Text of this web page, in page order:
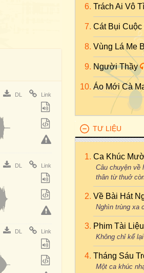
DL Link
DL Link
DL Link
Trách Ai Vô
Cát Bụi
Vùng Lá Me
Người Thầy
Áo Mới Cà
TƯ LIỆU
Ca Khúc
Câu chuyện về
thân từ thuở
Về Bài Hát
Nghìn trùng xa
Phim Tài
Không chỉ kể
Tháng Sáu
Một ca khúc